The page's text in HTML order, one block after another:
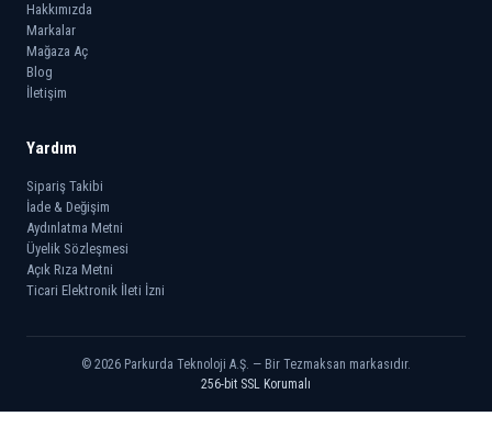
Hakkımızda
Markalar
Mağaza Aç
Blog
İletişim
Yardım
Sipariş Takibi
İade & Değişim
Aydınlatma Metni
Üyelik Sözleşmesi
Açık Rıza Metni
Ticari Elektronik İleti İzni
© 2026 Parkurda Teknoloji A.Ş. — Bir Tezmaksan markasıdır.
256-bit SSL Korumalı